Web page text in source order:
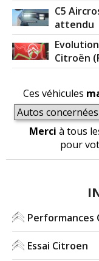
C5
attendu
Citroën
Ces véhicules
Merci à tous
pour
Performances
Essai Citroen